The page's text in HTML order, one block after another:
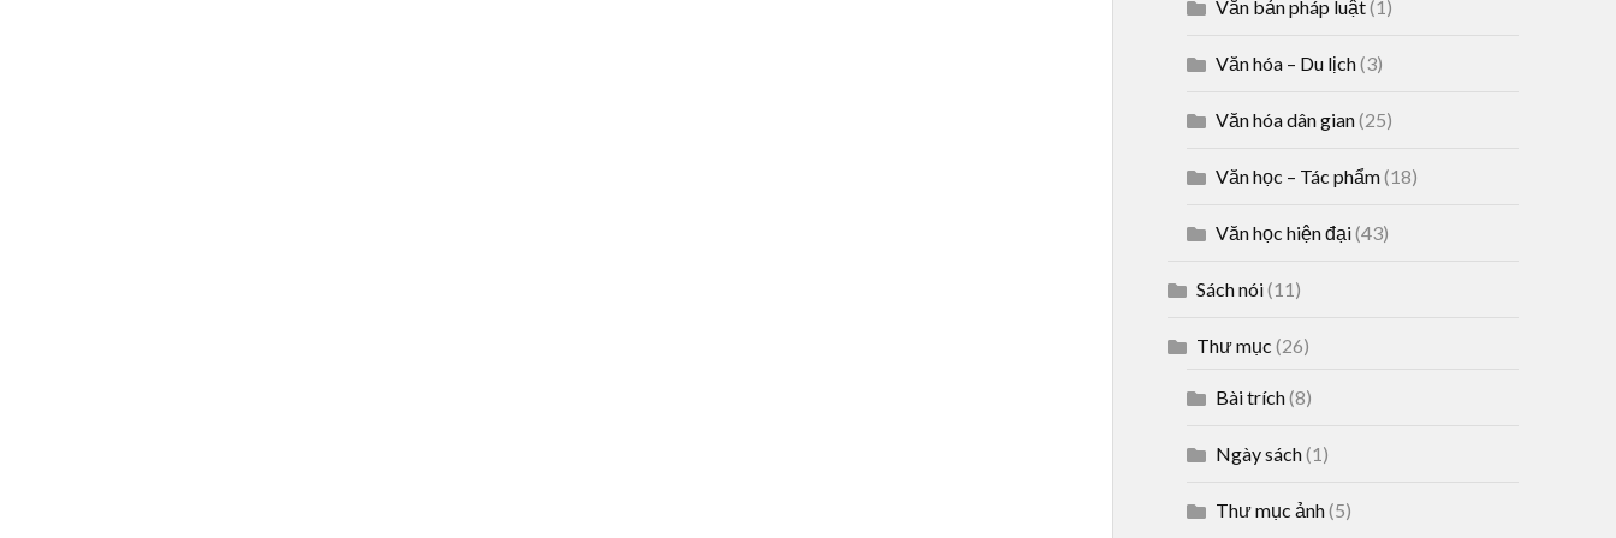
Văn bản pháp luật(1)
Văn hóa – Du lịch(3)
Văn hóa dân gian(25)
Văn học – Tác phẩm(18)
Văn học hiện đại(43)
Sách nói(11)
Thư mục (26)
Bài trích(8)
Ngày sách(1)
Thư mục ảnh(5)